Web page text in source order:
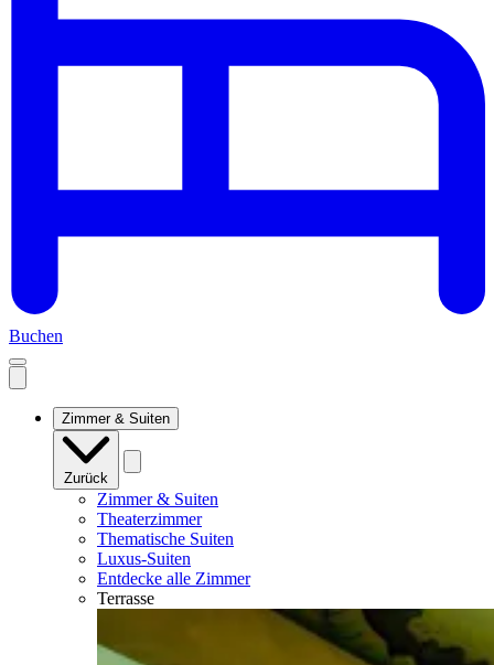
Buchen
Open
mobile
navigation
Zimmer & Suiten
Zurück
Zimmer & Suiten
Theaterzimmer
Thematische Suiten
Luxus-Suiten
Entdecke alle Zimmer
Terrasse